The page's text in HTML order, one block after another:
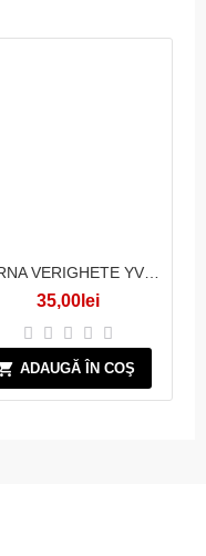
PERNA VERIGHETE YVORI
35,00lei
ADAUGĂ ÎN COŞ